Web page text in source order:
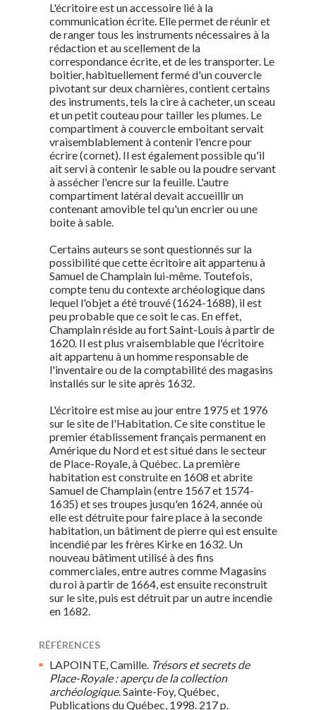
L'écritoire est un accessoire lié à la
communication écrite. Elle permet de réunir et
de ranger tous les instruments nécessaires à la
rédaction et au scellement de la
correspondance écrite, et de les transporter. Le
boitier, habituellement fermé d'un couvercle
pivotant sur deux charnières, contient certains
des instruments, tels la cire à cacheter, un sceau
et un petit couteau pour tailler les plumes. Le
compartiment à couvercle emboitant servait
vraisemblablement à contenir l'encre pour
écrire (cornet). Il est également possible qu'il
ait servi à contenir le sable ou la poudre servant
à assécher l'encre sur la feuille. L'autre
compartiment latéral devait accueillir un
contenant amovible tel qu'un encrier ou une
boite à sable.
Certains auteurs se sont questionnés sur la
possibilité que cette écritoire ait appartenu à
Samuel de Champlain lui-même. Toutefois,
compte tenu du contexte archéologique dans
lequel l'objet a été trouvé (1624-1688), il est
peu probable que ce soit le cas. En effet,
Champlain réside au fort Saint-Louis à partir de
1620. Il est plus vraisemblable que l'écritoire
ait appartenu à un homme responsable de
l'inventaire ou de la comptabilité des magasins
installés sur le site après 1632.
L'écritoire est mise au jour entre 1975 et 1976
sur le site de l'Habitation. Ce site constitue le
premier établissement français permanent en
Amérique du Nord et est situé dans le secteur
de Place-Royale, à Québec. La première
habitation est construite en 1608 et abrite
Samuel de Champlain (entre 1567 et 1574-
1635) et ses troupes jusqu'en 1624, année où
elle est détruite pour faire place à la seconde
habitation, un bâtiment de pierre qui est ensuite
incendié par les frères Kirke en 1632. Un
nouveau bâtiment utilisé à des fins
commerciales, entre autres comme Magasins
du roi à partir de 1664, est ensuite reconstruit
sur le site, puis est détruit par un autre incendie
en 1682.
RÉFÉRENCES
LAPOINTE, Camille. Trésors et secrets de
Place-Royale : aperçu de la collection
archéologique. Sainte-Foy, Québec,
Publications du Québec, 1998. 217 p.